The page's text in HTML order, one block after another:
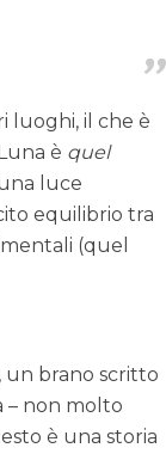
luoghi, il che è
è quel
luce
equilibrio tra
(quel
un brano scritto
– non molto
è una storia